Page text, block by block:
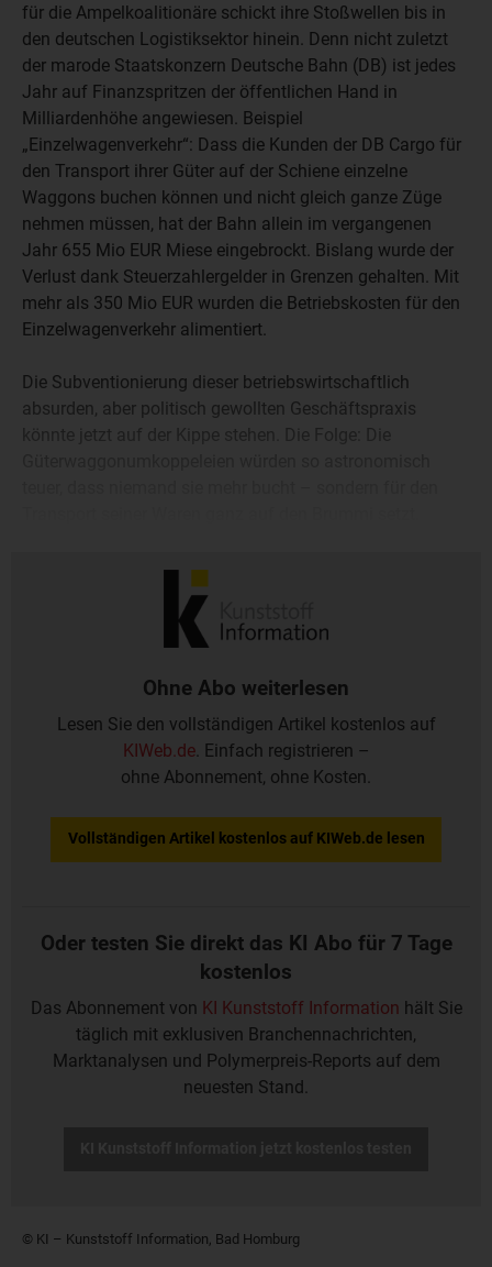
für die Ampelkoalitionäre schickt ihre Stoßwellen bis in
den deutschen Logistiksektor hinein. Denn nicht zuletzt
der marode Staatskonzern Deutsche Bahn (DB) ist jedes
Jahr auf Finanzspritzen der öffentlichen Hand in
Milliardenhöhe angewiesen. Beispiel
„Einzelwagenverkehr“: Dass die Kunden der DB Cargo für
den Transport ihrer Güter auf der Schiene einzelne
Waggons buchen können und nicht gleich ganze Züge
nehmen müssen, hat der Bahn allein im vergangenen
Jahr 655 Mio EUR Miese eingebrockt. Bislang wurde der
Verlust dank Steuerzahlergelder in Grenzen gehalten. Mit
mehr als 350 Mio EUR wurden die Betriebskosten für den
Einzelwagenverkehr alimentiert.
Die Subventionierung dieser betriebswirtschaftlich
absurden, aber politisch gewollten Geschäftspraxis
könnte jetzt auf der Kippe stehen. Die Folge: Die
Schiene, hin auf die Straße.
Ohne Abo weiterlesen
Lesen Sie den vollständigen Artikel kostenlos auf
KIWeb.de. Einfach registrieren –
ohne Abonnement, ohne Kosten.
Vollständigen Artikel kostenlos auf KIWeb.de lesen
Oder testen Sie direkt das KI Abo für 7 Tage
kostenlos
Das Abonnement von KI Kunststoff Information hält Sie
täglich mit exklusiven Branchennachrichten,
Marktanalysen und Polymerpreis-Reports auf dem
neuesten Stand.
© KI – Kunststoff Information, Bad Homburg